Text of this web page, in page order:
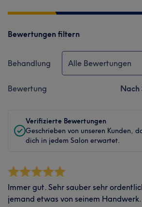
Bewertungen filtern
Behandlung Alle Bewertungen
Bewertung Nach
Verifizierte Bewertungen
Geschrieben von unseren Kunden,
dich in jedem Salon erwartet.
Immer gut. Sehr sauber sehr
jemand etwas von seinem Handwerk.